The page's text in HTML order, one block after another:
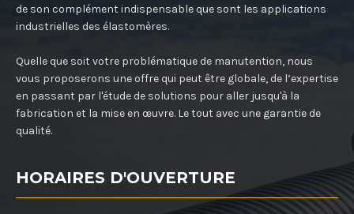
de son complément indispensable que sont les applications
industrielles des élastomères.
Quelle que soit votre problématique de manutention, nous
vous proposerons une offre qui peut être globale, de l’expertise
en passant par l'étude de solutions pour aller jusqu'à la
fabrication et la mise en œuvre. Le tout avec une garantie de
qualité.
HORAIRES D'OUVERTURE